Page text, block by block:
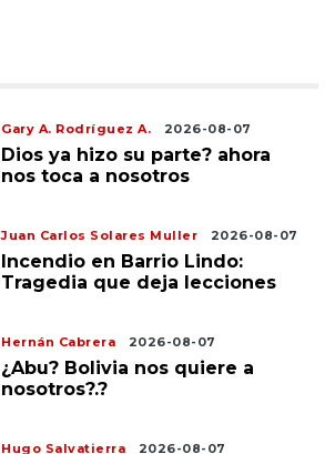
Gary A. Rodríguez A. 2026-08-07
Dios ya hizo su parte? ahora
nos toca a nosotros
Juan Carlos Solares Muller 2026-08-07
Incendio en Barrio Lindo:
Tragedia que deja lecciones
Hernán Cabrera 2026-08-07
¿Abu? Bolivia nos quiere a
nosotros?.?
Hugo Salvatierra 2026-08-07